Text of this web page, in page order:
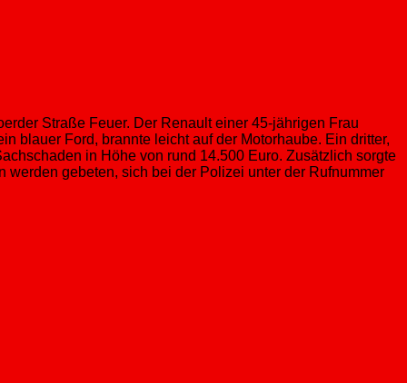
Straße Feuer. Der Renault einer 45-jährigen Frau
blauer Ford, brannte leicht auf der Motorhaube. Ein dritter,
in Höhe von rund 14.500 Euro. Zusätzlich sorgte
werden gebeten, sich bei der Polizei unter der Rufnummer